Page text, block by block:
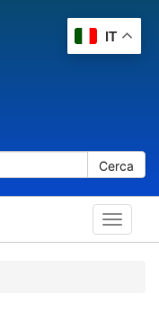
Cerca
Toggle
IT